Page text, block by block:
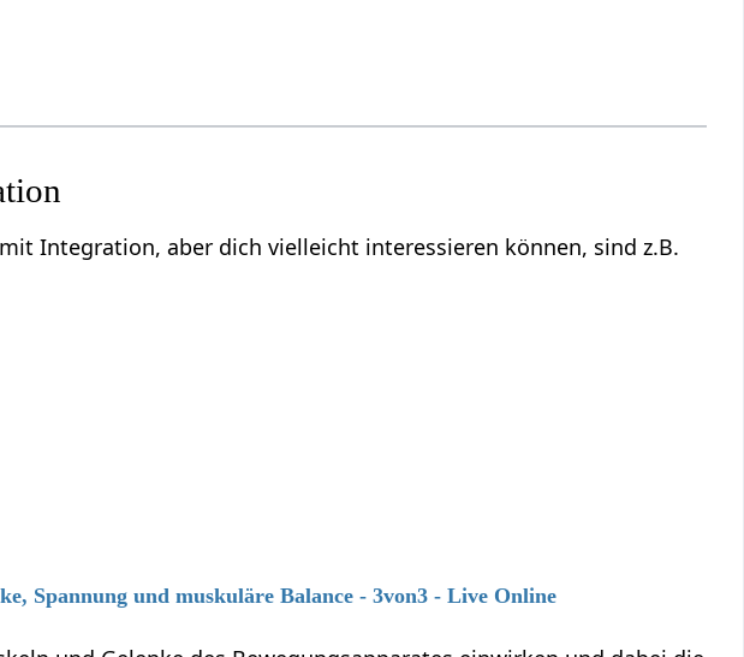
Einige Begriffe, die vielleicht nicht direkt zu tun haben mit Integration‏‎, aber dich vielleicht interessieren können, sind z.B.
Spannung und muskuläre Balance - 3von3 - Live Online